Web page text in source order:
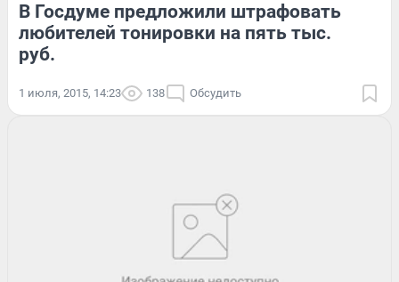
В Госдуме предложили штрафовать
любителей тонировки на пять тыс.
руб.
1 июля, 2015, 14:23 138 Обсудить